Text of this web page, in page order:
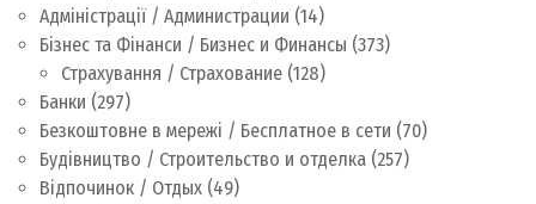
Адміністрації / Администрации (14)
Бізнес та Фінанси / Бизнес и Финансы (373)
Страхування / Страхование (128)
Банки (297)
Безкоштовне в мережі / Бесплатное в сети (70)
Будівництво / Строительство и отделка (257)
Відпочинок / Отдых (49)